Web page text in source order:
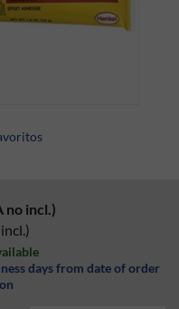
no incl.)
days from date of order